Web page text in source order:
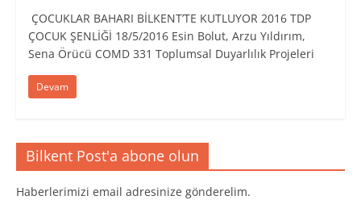
ÇOCUKLAR BAHARI BİLKENT’TE KUTLUYOR 2016 TDP
ÇOCUK ŞENLİĞİ 18/5/2016 Esin Bolut, Arzu Yıldırım,
Sena Örücü COMD 331 Toplumsal Duyarlılık Projeleri
Devam
Bilkent Post'a abone olun
Haberlerimizi email adresinize gönderelim.